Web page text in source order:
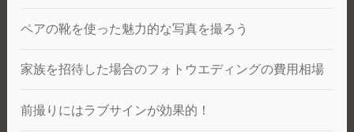
ペアの靴を使った魅力的な写真を撮ろう
家族を招待した場合のフォトウエディングの費用相場
前撮りにはラブサインが効果的！